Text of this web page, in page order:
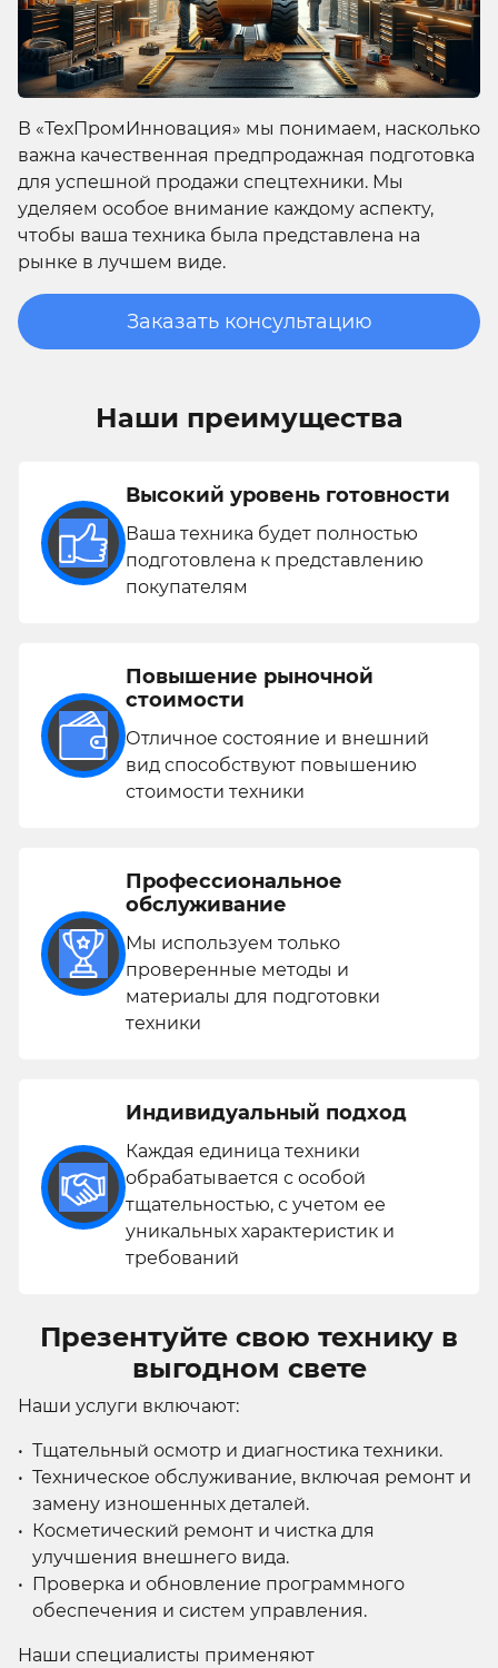
В «ТехПромИнновация» мы понимаем, насколько
важна качественная предпродажная подготовка
для успешной продажи спецтехники. Мы
уделяем особое внимание каждому аспекту,
чтобы ваша техника была представлена на
рынке в лучшем виде.
Заказать консультацию
Наши преимущества
Высокий уровень готовности
Ваша техника будет полностью
подготовлена к представлению
покупателям
Повышение рыночной
стоимости
Отличное состояние и внешний
вид способствуют повышению
стоимости техники
Профессиональное
обслуживание
Мы используем только
проверенные методы и
материалы для подготовки
техники
Индивидуальный подход
Каждая единица техники
обрабатывается с особой
тщательностью, с учетом ее
уникальных характеристик и
требований
Презентуйте свою технику в
выгодном свете
Наши услуги включают:
Тщательный осмотр и диагностика техники.
Техническое обслуживание, включая ремонт и
замену изношенных деталей.
Косметический ремонт и чистка для
улучшения внешнего вида.
Проверка и обновление программного
обеспечения и систем управления.
Наши специалисты применяют